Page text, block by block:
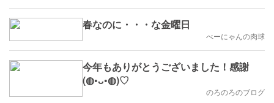
春なのに・・・な金曜日
べーにゃんの肉球
今年もありがとうございました！感謝
(⁠◍⁠•⁠ᴗ⁠•⁠◍⁠)⁠♡
のろのろのブログ